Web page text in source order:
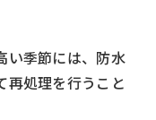
い季節には、防水
再処理を行うこと